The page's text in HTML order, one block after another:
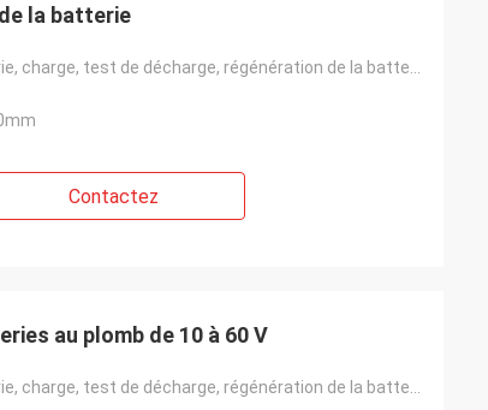
la batterie
Contactez
au plomb de 10 à 60 V